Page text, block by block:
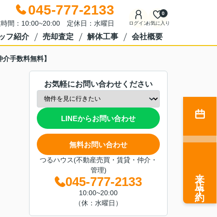
045-777-2133
間：10:00~20:00 定休日：水曜日 ログインお気に入り
0
フ紹介 売却査定 解体工事 会社概要
手数料無料】
お気軽にお問い合わせください
LINEからお問い合わせ
無料お問い合わせ
つるハウス(不動産売買・賃貸・仲介・
管理)
045-777-2133
10:00~20:00
（休：水曜日）
来店予約